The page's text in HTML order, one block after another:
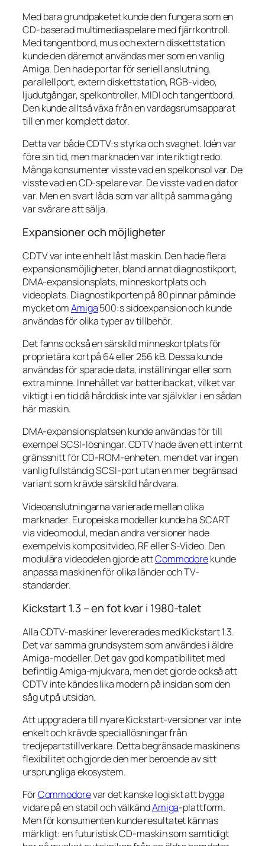
Med bara grundpaketet kunde den fungera som en
CD-baserad multimediaspelare med fjärrkontroll.
Med tangentbord, mus och extern diskettstation
kunde den däremot användas mer som en vanlig
Amiga. Den hade portar för seriell anslutning,
parallellport, extern diskettstation, RGB-video,
ljudutgångar, spelkontroller, MIDI och tangentbord.
Den kunde alltså växa från en vardagsrumsapparat
till en mer komplett dator.
Detta var både CDTV:s styrka och svaghet. Idén var
före sin tid, men marknaden var inte riktigt redo.
Många konsumenter visste vad en spelkonsol var. De
visste vad en CD-spelare var. De visste vad en dator
var. Men en svart låda som var allt på samma gång
var svårare att sälja.
Expansioner och möjligheter
CDTV var inte en helt låst maskin. Den hade flera
expansionsmöjligheter, bland annat diagnostikport,
DMA-expansionsplats, minneskortplats och
videoplats. Diagnostikporten på 80 pinnar påminde
mycket omAmiga500:s sidoexpansion och kunde
användas för olika typer av tillbehör.
Det fanns också en särskild minneskortplats för
proprietära kort på 64 eller 256 kB. Dessa kunde
användas för sparade data, inställningar eller som
extra minne. Innehållet var batteribackat, vilket var
viktigt i en tid då hårddisk inte var självklar i en sådan
här maskin.
DMA-expansionsplatsen kunde användas för till
exempel SCSI-lösningar. CDTV hade även ett internt
gränssnitt för CD-ROM-enheten, men det var ingen
vanlig fullständig SCSI-port utan en mer begränsad
variant som krävde särskild hårdvara.
Videoanslutningarna varierade mellan olika
marknader. Europeiska modeller kunde ha SCART
via videomodul, medan andra versioner hade
exempelvis kompositvideo, RF eller S-Video. Den
modulära videodelen gjorde attCommodorekunde
anpassa maskinen för olika länder och TV-
standarder.
Kickstart 1.3 – en fot kvar i 1980-talet
Alla CDTV-maskiner levererades med Kickstart 1.3.
Det var samma grundsystem som användes i äldre
Amiga-modeller. Det gav god kompatibilitet med
befintlig Amiga-mjukvara, men det gjorde också att
CDTV inte kändes lika modern på insidan som den
såg ut på utsidan.
Att uppgradera till nyare Kickstart-versioner var inte
enkelt och krävde speciallösningar från
tredjepartstillverkare. Detta begränsade maskinens
flexibilitet och gjorde den mer beroende av sitt
ursprungliga ekosystem.
FörCommodorevar det kanske logiskt att bygga
vidare på en stabil och välkändAmiga-plattform.
Men för konsumenten kunde resultatet kännas
märkligt: en futuristisk CD-maskin som samtidigt